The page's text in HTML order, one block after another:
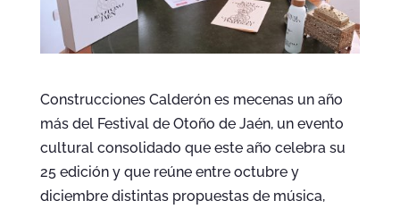
Construcciones Calderón es mecenas un año
más del Festival de Otoño de Jaén, un evento
cultural consolidado que este año celebra su
25 edición y que reúne entre octubre y
diciembre distintas propuestas de música,